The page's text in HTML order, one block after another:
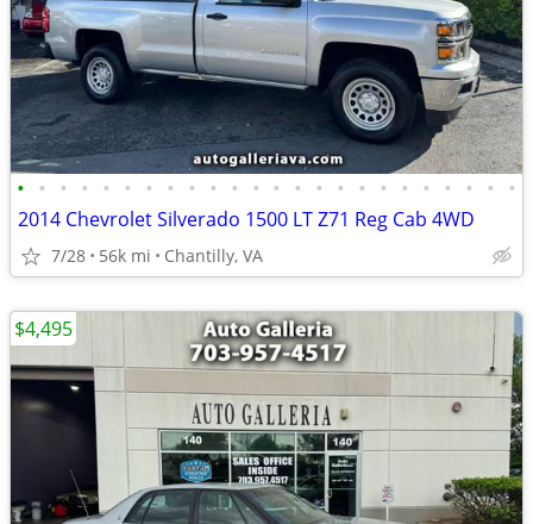
• • • • • • • • • • • • • • • • • • • • • • • •
2014 Chevrolet Silverado 1500 LT Z71 Reg Cab 4WD
7/28 56k mi Chantilly, VA
$4,495